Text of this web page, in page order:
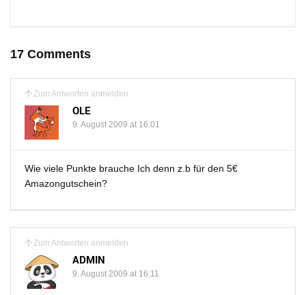
17 Comments
Zum Antworten anmelden
OLE
9. August 2009 at 16:01
Wie viele Punkte brauche Ich denn z.b für den 5€
Amazongutschein?
Zum Antworten anmelden
ADMIN
9. August 2009 at 16:11